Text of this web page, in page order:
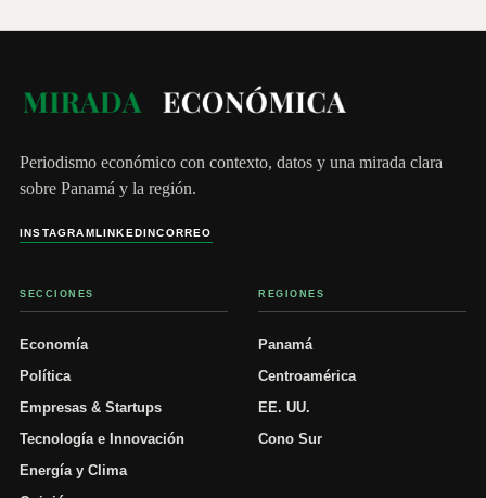
Periodismo económico con contexto, datos y una mirada clara
sobre Panamá y la región.
INSTAGRAMLINKEDINCORREO
SECCIONES
Economía
Política
Empresas & Startups
Tecnología e Innovación
Energía y Clima
REGIONES
Panamá
Centroamérica
EE. UU.
Cono Sur